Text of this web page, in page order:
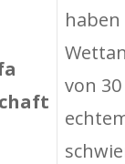
haben
von